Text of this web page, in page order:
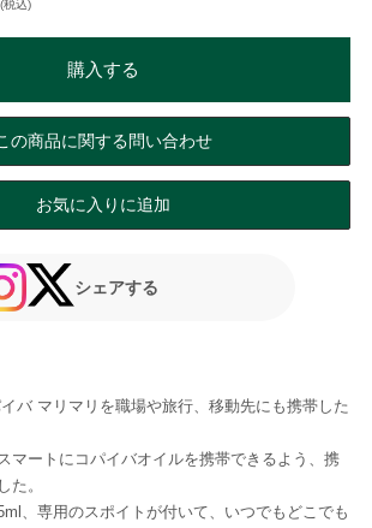
(税込)
購入する
の商品に関する問い合わせ
お気に入りに追加
シェアする
バ マリマリを職場や旅行、移動先にも携帯した
マートにコパイバオイルを携帯できるよう、携
た。
、専用のスポイトが付いて、いつでもどこでも